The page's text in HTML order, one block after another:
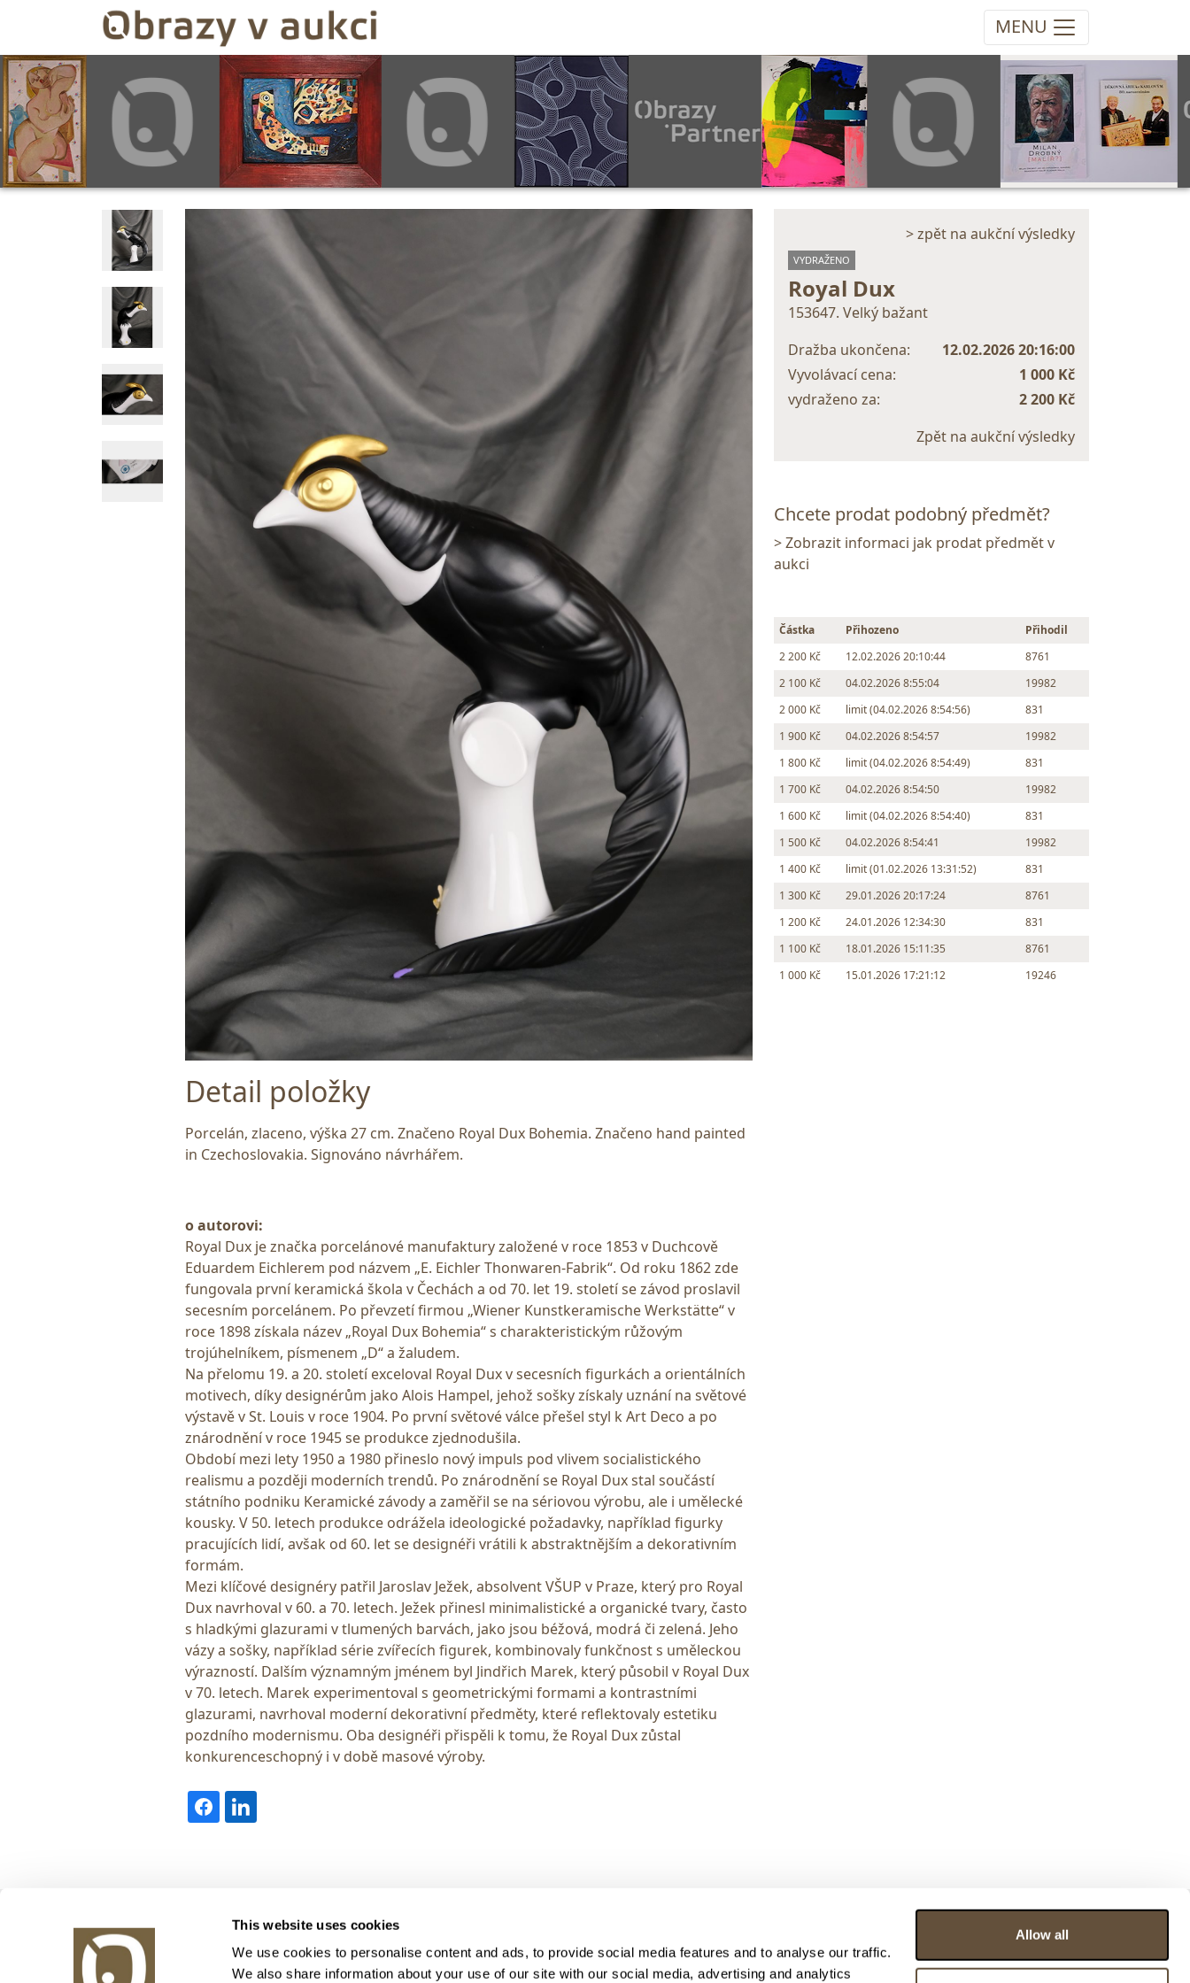
This website uses cookies
We use cookies to personalise content and ads, to provide social media features and to analyse our traffic.
We also share information about your use of our site with our social media, advertising and analytics
Allow all
MENU
Detail položky
Porcelán, zlaceno, výška 27 cm. Značeno Royal Dux Bohemia. Značeno hand painted
in Czechoslovakia. Signováno návrhářem.
o autorovi:
Royal Dux je značka porcelánové manufaktury založené v roce 1853 v Duchcově
Eduardem Eichlerem pod názvem „E. Eichler Thonwaren-Fabrik“. Od roku 1862 zde
fungovala první keramická škola v Čechách a od 70. let 19. století se závod proslavil
secesním porcelánem. Po převzetí firmou „Wiener Kunstkeramische Werkstätte“ v
roce 1898 získala název „Royal Dux Bohemia“ s charakteristickým růžovým
trojúhelníkem, písmenem „D“ a žaludem.
Na přelomu 19. a 20. století exceloval Royal Dux v secesních figurkách a orientálních
motivech, díky designérům jako Alois Hampel, jehož sošky získaly uznání na světové
výstavě v St. Louis v roce 1904. Po první světové válce přešel styl k Art Deco a po
znárodnění v roce 1945 se produkce zjednodušila.
Období mezi lety 1950 a 1980 přineslo nový impuls pod vlivem socialistického
realismu a později moderních trendů. Po znárodnění se Royal Dux stal součástí
státního podniku Keramické závody a zaměřil se na sériovou výrobu, ale i umělecké
kousky. V 50. letech produkce odrážela ideologické požadavky, například figurky
pracujících lidí, avšak od 60. let se designéři vrátili k abstraktnějším a dekorativním
formám.
Mezi klíčové designéry patřil Jaroslav Ježek, absolvent VŠUP v Praze, který pro Royal
Dux navrhoval v 60. a 70. letech. Ježek přinesl minimalistické a organické tvary, často
s hladkými glazurami v tlumených barvách, jako jsou béžová, modrá či zelená. Jeho
vázy a sošky, například série zvířecích figurek, kombinovaly funkčnost s uměleckou
výrazností. Dalším významným jménem byl Jindřich Marek, který působil v Royal Dux
v 70. letech. Marek experimentoval s geometrickými formami a kontrastními
glazurami, navrhoval moderní dekorativní předměty, které reflektovaly estetiku
pozdního modernismu. Oba designéři přispěli k tomu, že Royal Dux zůstal
konkurenceschopný i v době masové výroby.
> zpět na aukční výsledky
VYDRAŽENO
Royal Dux
153647. Velký bažant
Dražba ukončena:
12.02.2026 20:16:00
Vyvolávací cena:
1 000 Kč
vydraženo za:
2 200 Kč
Zpět na aukční výsledky
Chcete prodat podobný předmět?
> Zobrazit informaci jak prodat předmět v
aukci
Částka Přihozeno
Přihodil
2 200 Kč
12.02.2026 20:10:44
8761
2 100 Kč
04.02.2026 8:55:04
19982
2 000 Kč
limit (04.02.2026 8:54:56)
831
1 900 Kč
04.02.2026 8:54:57
19982
1 800 Kč
limit (04.02.2026 8:54:49)
831
1 700 Kč
04.02.2026 8:54:50
19982
1 600 Kč
limit (04.02.2026 8:54:40)
831
1 500 Kč
04.02.2026 8:54:41
19982
1 400 Kč
limit (01.02.2026 13:31:52)
831
1 300 Kč
29.01.2026 20:17:24
8761
1 200 Kč
24.01.2026 12:34:30
831
1 100 Kč
18.01.2026 15:11:35
8761
1 000 Kč
15.01.2026 17:21:12 19246
Korunní 972/75
130 00 Praha 3
> Obchodní podmínky
> Kontakty